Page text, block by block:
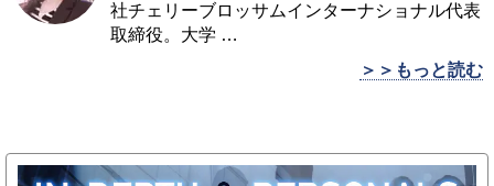
社チェリーブロッサムインターナショナル代表
取締役。大学 …
＞＞もっと読む